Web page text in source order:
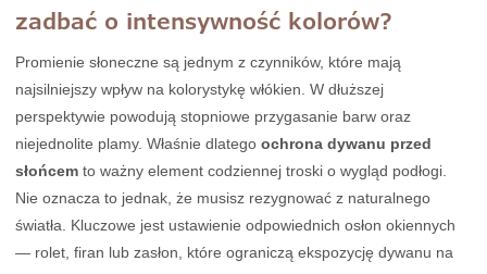
zadbać o intensywność kolorów?
Promienie słoneczne są jednym z czynników, które mają
najsilniejszy wpływ na kolorystykę włókien. W dłuższej
perspektywie powodują stopniowe przygasanie barw oraz
niejednolite plamy. Właśnie dlatego ochrona dywanu przed
słońcem to ważny element codziennej troski o wygląd podłogi.
Nie oznacza to jednak, że musisz rezygnować z naturalnego
światła. Kluczowe jest ustawienie odpowiednich osłon okiennych
— rolet, firan lub zasłon, które ograniczą ekspozycję dywanu na